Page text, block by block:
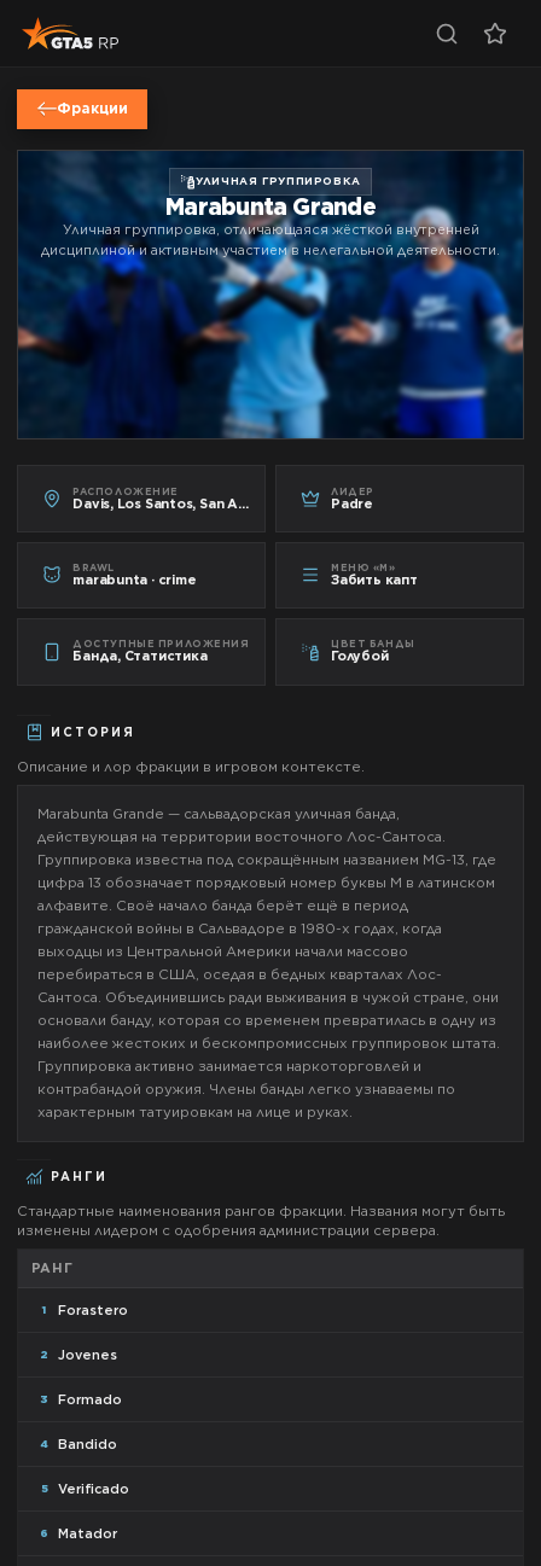
Фракции
УЛИЧНАЯ ГРУППИРОВКА
Marabunta Grande
Уличная группировка, отличающаяся жёсткой внутренней
дисциплиной и активным участием в нелегальной деятельности.
РАСПОЛОЖЕНИЕ
Davis, Los Santos, San Andreas
ЛИДЕР
Padre
BRAWL
marabunta · crime
МЕНЮ «М»
Забить капт
ДОСТУПНЫЕ ПРИЛОЖЕНИЯ
Банда, Статистика
ЦВЕТ БАНДЫ
Голубой
ИСТОРИЯ
Описание и лор фракции в игровом контексте.
Marabunta Grande — сальвадорская уличная банда,
действующая на территории восточного Лос-Сантоса.
Группировка известна под сокращённым названием MG-13, где
цифра 13 обозначает порядковый номер буквы M в латинском
алфавите. Своё начало банда берёт ещё в период
гражданской войны в Сальвадоре в 1980-х годах, когда
выходцы из Центральной Америки начали массово
перебираться в США, оседая в бедных кварталах Лос-
Сантоса. Объединившись ради выживания в чужой стране, они
основали банду, которая со временем превратилась в одну из
наиболее жестоких и бескомпромиссных группировок штата.
Группировка активно занимается наркоторговлей и
контрабандой оружия. Члены банды легко узнаваемы по
характерным татуировкам на лице и руках.
РАНГИ
Стандартные наименования рангов фракции. Названия могут быть
изменены лидером с одобрения администрации сервера.
РАНГ
1 Forastero
2 Jovenes
3 Formado
4 Bandido
5 Verificado
6 Matador